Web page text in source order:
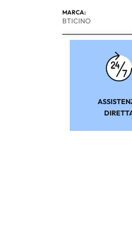
MARCA:
BTICINO